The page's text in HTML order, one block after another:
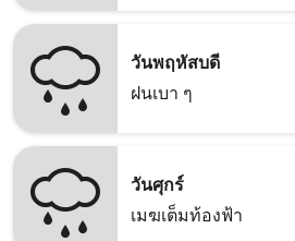
วันพฤหัสบดี
ฝนเบา ๆ
วันศุกร์
เมฆเต็มท้องฟ้า